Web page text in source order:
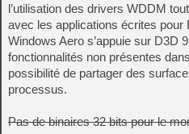
l’utilisation des drivers WDDM
avec les applications écrites pour
Windows Aero s’appuie sur D3D
fonctionnalités non présentes
possibilité de partager des
processus.
Pas de binaires 32 bits pour le